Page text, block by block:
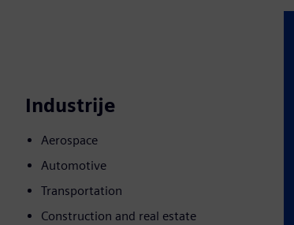
Industrije
Aerospace
Automotive
Transportation
Construction and real estate